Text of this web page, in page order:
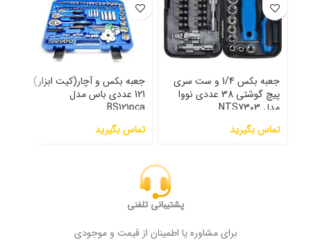
جعبه بکس 1/4 و ست سری
پیچ گوشتی 38 عددی نووا
مدل NTS7303
تماس بگیرید
جعبه بکس و آچار(کیت ابزار)
121 عددی باس مدل
BS121pca
تماس بگیرید
پشتیبانی تلفنی
برای مشاوره یا اطمینان از قیمت و موجودی